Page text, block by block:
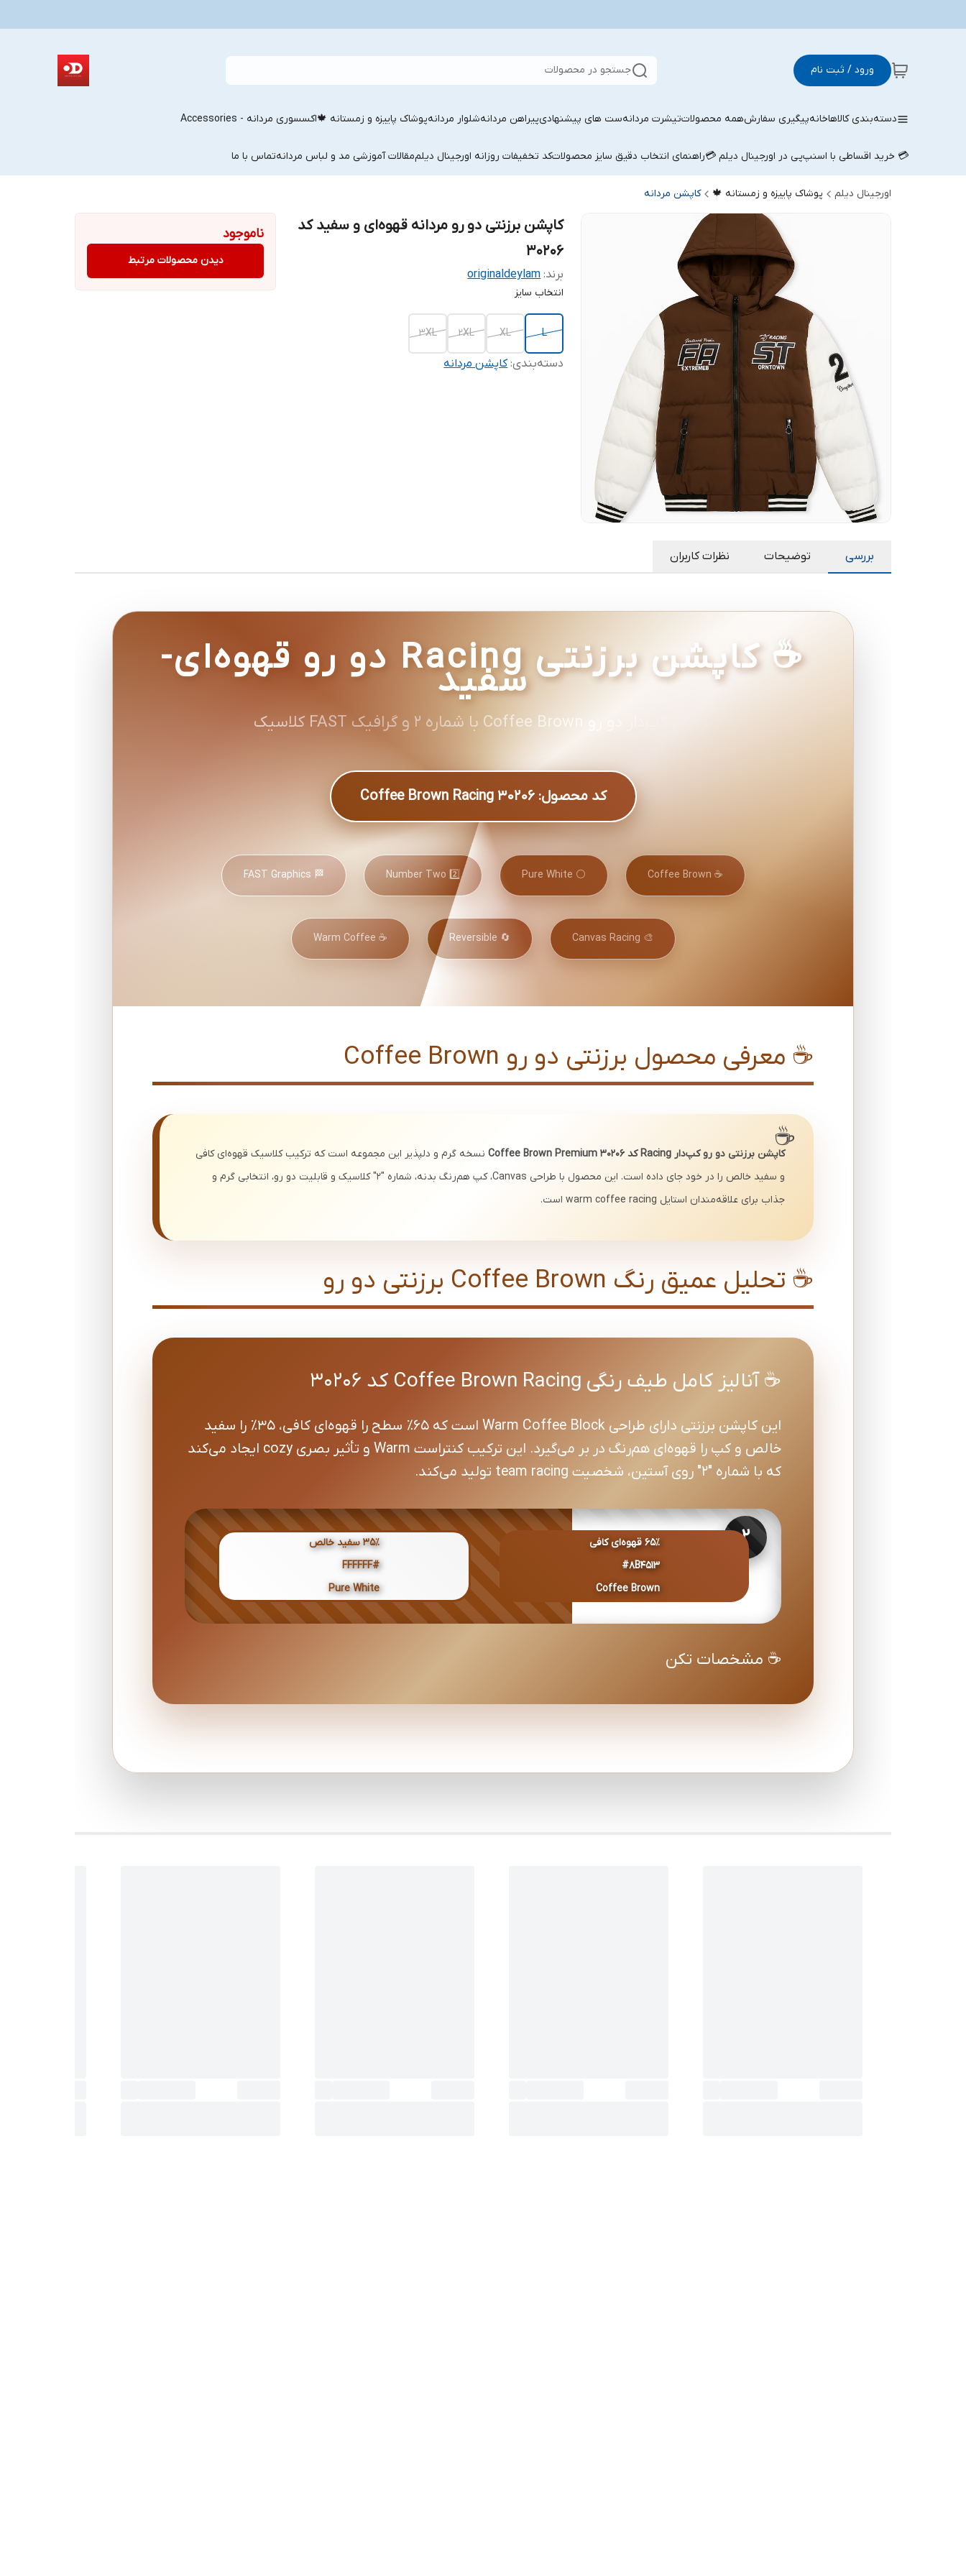
ورود / ثبت نام جستجو در محصولات
دسته‌بندی کالاهاخانهپیگیری سفارشهمه محصولاتتیشرت مردانهست های پیشنهادیپیراهن مردانهشلوار مردانهپوشاک پاییزه و زمستانه 🍁اکسسوری مردانه - Accessories
💳 خرید اقساطی با اسنپ‌پی در اورجینال دیلم 💳راهنمای انتخاب دقیق سایز محصولاتکد تخفیفات روزانه اورجینال دیلممقالات آموزشی مد و لباس مردانهتماس با ما
اورجینال دیلم پوشاک پاییزه و زمستانه 🍁 کاپشن مردانه
کاپشن برزنتی دو رو مردانه قهوه‌ای و سفید کد
30206
برند: originaldeylam
انتخاب سایز
L
XL
2XL
3XL
دسته‌بندی:کاپشن مردانه
ناموجود
دیدن محصولات مرتبط
بررسی توضیحات نظرات کاربران
☕ کاپشن برزنتی Racing دو رو قهوه‌ای- سفید
برزنتی کپ‌دار دو رو Coffee Brown با شماره 2 و گرافیک FAST کلاسیک
کد محصول: 30206 Coffee Brown Racing
☕ Coffee Brown
⚪ Pure White
2️⃣ Number Two
🏁 FAST Graphics
🎨 Canvas Racing
🔄 Reversible
☕ Warm Coffee
☕ معرفی محصول برزنتی دو رو Coffee Brown
کاپشن برزنتی دو رو کپ‌دار Racing کد 30206 Coffee Brown Premium
نسخه گرم و دلپذیر این مجموعه است که ترکیب کلاسیک قهوه‌ای کافی
و سفید خالص را در خود جای داده است. این محصول با طراحی Canvas، کپ هم‌رنگ بدنه، شماره "2" کلاسیک و قابلیت دو رو، انتخابی گرم و
جذاب برای علاقه‌مندان استایل warm coffee racing است.
☕ تحلیل عمیق رنگ Coffee Brown برزنتی دو رو
☕ آنالیز کامل طیف رنگی Coffee Brown Racing کد 30206
این کاپشن برزنتی دارای طراحی Warm Coffee Block است که ۶۵٪ سطح را قهوه‌ای کافی، ۳۵٪ را سفید
خالص و کپ را قهوه‌ای هم‌رنگ در بر می‌گیرد. این ترکیب کنتراست Warm و تأثیر بصری cozy ایجاد می‌کند
که با شماره "2" روی آستین، شخصیت team racing تولید می‌کند.
۶۵٪ قهوه‌ای کافی
#8B4513
Coffee Brown
۳۵٪ سفید خالص
#FFFFFF
Pure White
☕ مشخصات تکن